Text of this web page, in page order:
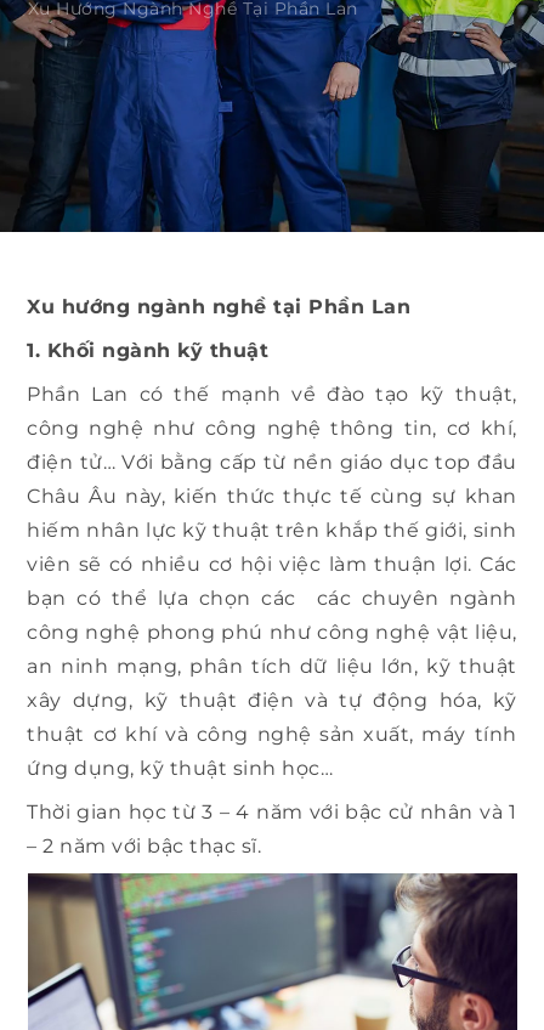
Xu Hướng Ngành Nghề Tại Phần Lan
Xu hướng ngành nghề tại Phần Lan
1. Khối ngành kỹ thuật
Phần Lan có thế mạnh về đào tạo kỹ thuật,
công nghệ như công nghệ thông tin, cơ khí,
điện tử… Với bằng cấp từ nền giáo dục top đầu
Châu Âu này, kiến thức thực tế cùng sự khan
hiếm nhân lực kỹ thuật trên khắp thế giới, sinh
viên sẽ có nhiều cơ hội việc làm thuận lợi. Các
bạn có thể lựa chọn các các chuyên ngành
công nghệ phong phú như công nghệ vật liệu,
an ninh mạng, phân tích dữ liệu lớn, kỹ thuật
xây dựng, kỹ thuật điện và tự động hóa, kỹ
thuật cơ khí và công nghệ sản xuất, máy tính
ứng dụng, kỹ thuật sinh học…
Thời gian học từ 3 – 4 năm với bậc cử nhân và 1
– 2 năm với bậc thạc sĩ.